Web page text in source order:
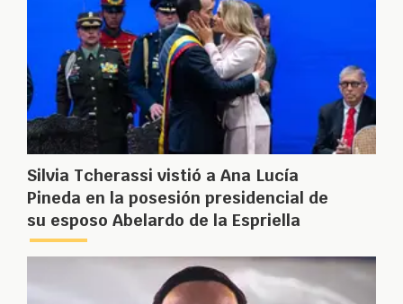
Silvia Tcherassi vistió a Ana Lucía
Pineda en la posesión presidencial de
su esposo Abelardo de la Espriella